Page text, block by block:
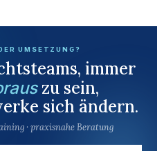
UMSETZUNG?
immer
zu sein,
sich ändern.
· praxisnahe Beratung